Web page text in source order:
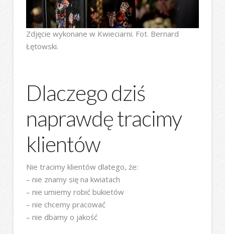
Zdjęcie wykonane w Kwieciarni. Fot. Bernard
Łętowski.
Dlaczego dziś
naprawdę tracimy
klientów
Nie tracimy klientów dlatego, że:
– nie znamy się na kwiatach
– nie umiemy robić bukietów
– nie chcemy pracować
– nie dbamy o jakość